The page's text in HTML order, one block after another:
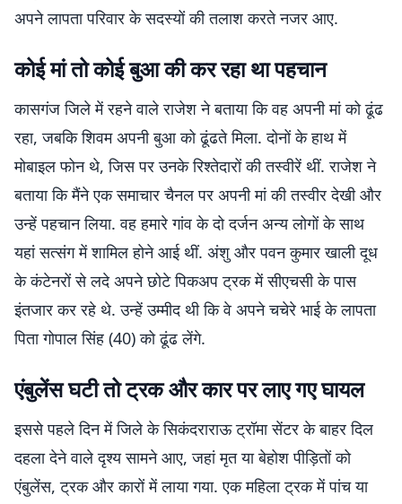
अपने लापता परिवार के सदस्यों की तलाश करते नजर आए.
कोई मां तो कोई बुआ की कर रहा था पहचान
कासगंज जिले में रहने वाले राजेश ने बताया कि वह अपनी मां को ढूंढ
रहा, जबकि शिवम अपनी बुआ को ढूंढते मिला. दोनों के हाथ में
मोबाइल फोन थे, जिस पर उनके रिश्तेदारों की तस्वीरें थीं. राजेश ने
बताया कि मैंने एक समाचार चैनल पर अपनी मां की तस्वीर देखी और
उन्हें पहचान लिया. वह हमारे गांव के दो दर्जन अन्य लोगों के साथ
यहां सत्संग में शामिल होने आई थीं. अंशु और पवन कुमार खाली दूध
के कंटेनरों से लदे अपने छोटे पिकअप ट्रक में सीएचसी के पास
इंतजार कर रहे थे. उन्हें उम्मीद थी कि वे अपने चचेरे भाई के लापता
पिता गोपाल सिंह (40) को ढूंढ लेंगे.
एंबुलेंस घटी तो ट्रक और कार पर लाए गए घायल
इससे पहले दिन में जिले के सिकंदराराऊ ट्रॉमा सेंटर के बाहर दिल
दहला देने वाले दृश्य सामने आए, जहां मृत या बेहोश पीड़ितों को
एंबुलेंस, ट्रक और कारों में लाया गया. एक महिला ट्रक में पांच या